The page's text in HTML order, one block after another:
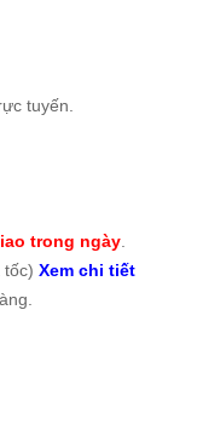
tuyến.
trong ngày
tốc) Xem chi tiết